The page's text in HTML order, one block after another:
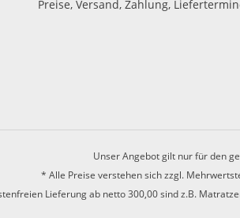
Preise, Versand, Zahlung,
Unser Angebot gilt nur für den
* Alle Preise verstehen sich zzgl.
Lieferung ab netto 300,00 sind z.B.